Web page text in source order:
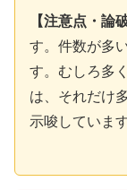
【注意点・論破
す。件数が多
す。むしろ多
は、それだけ
示唆しています